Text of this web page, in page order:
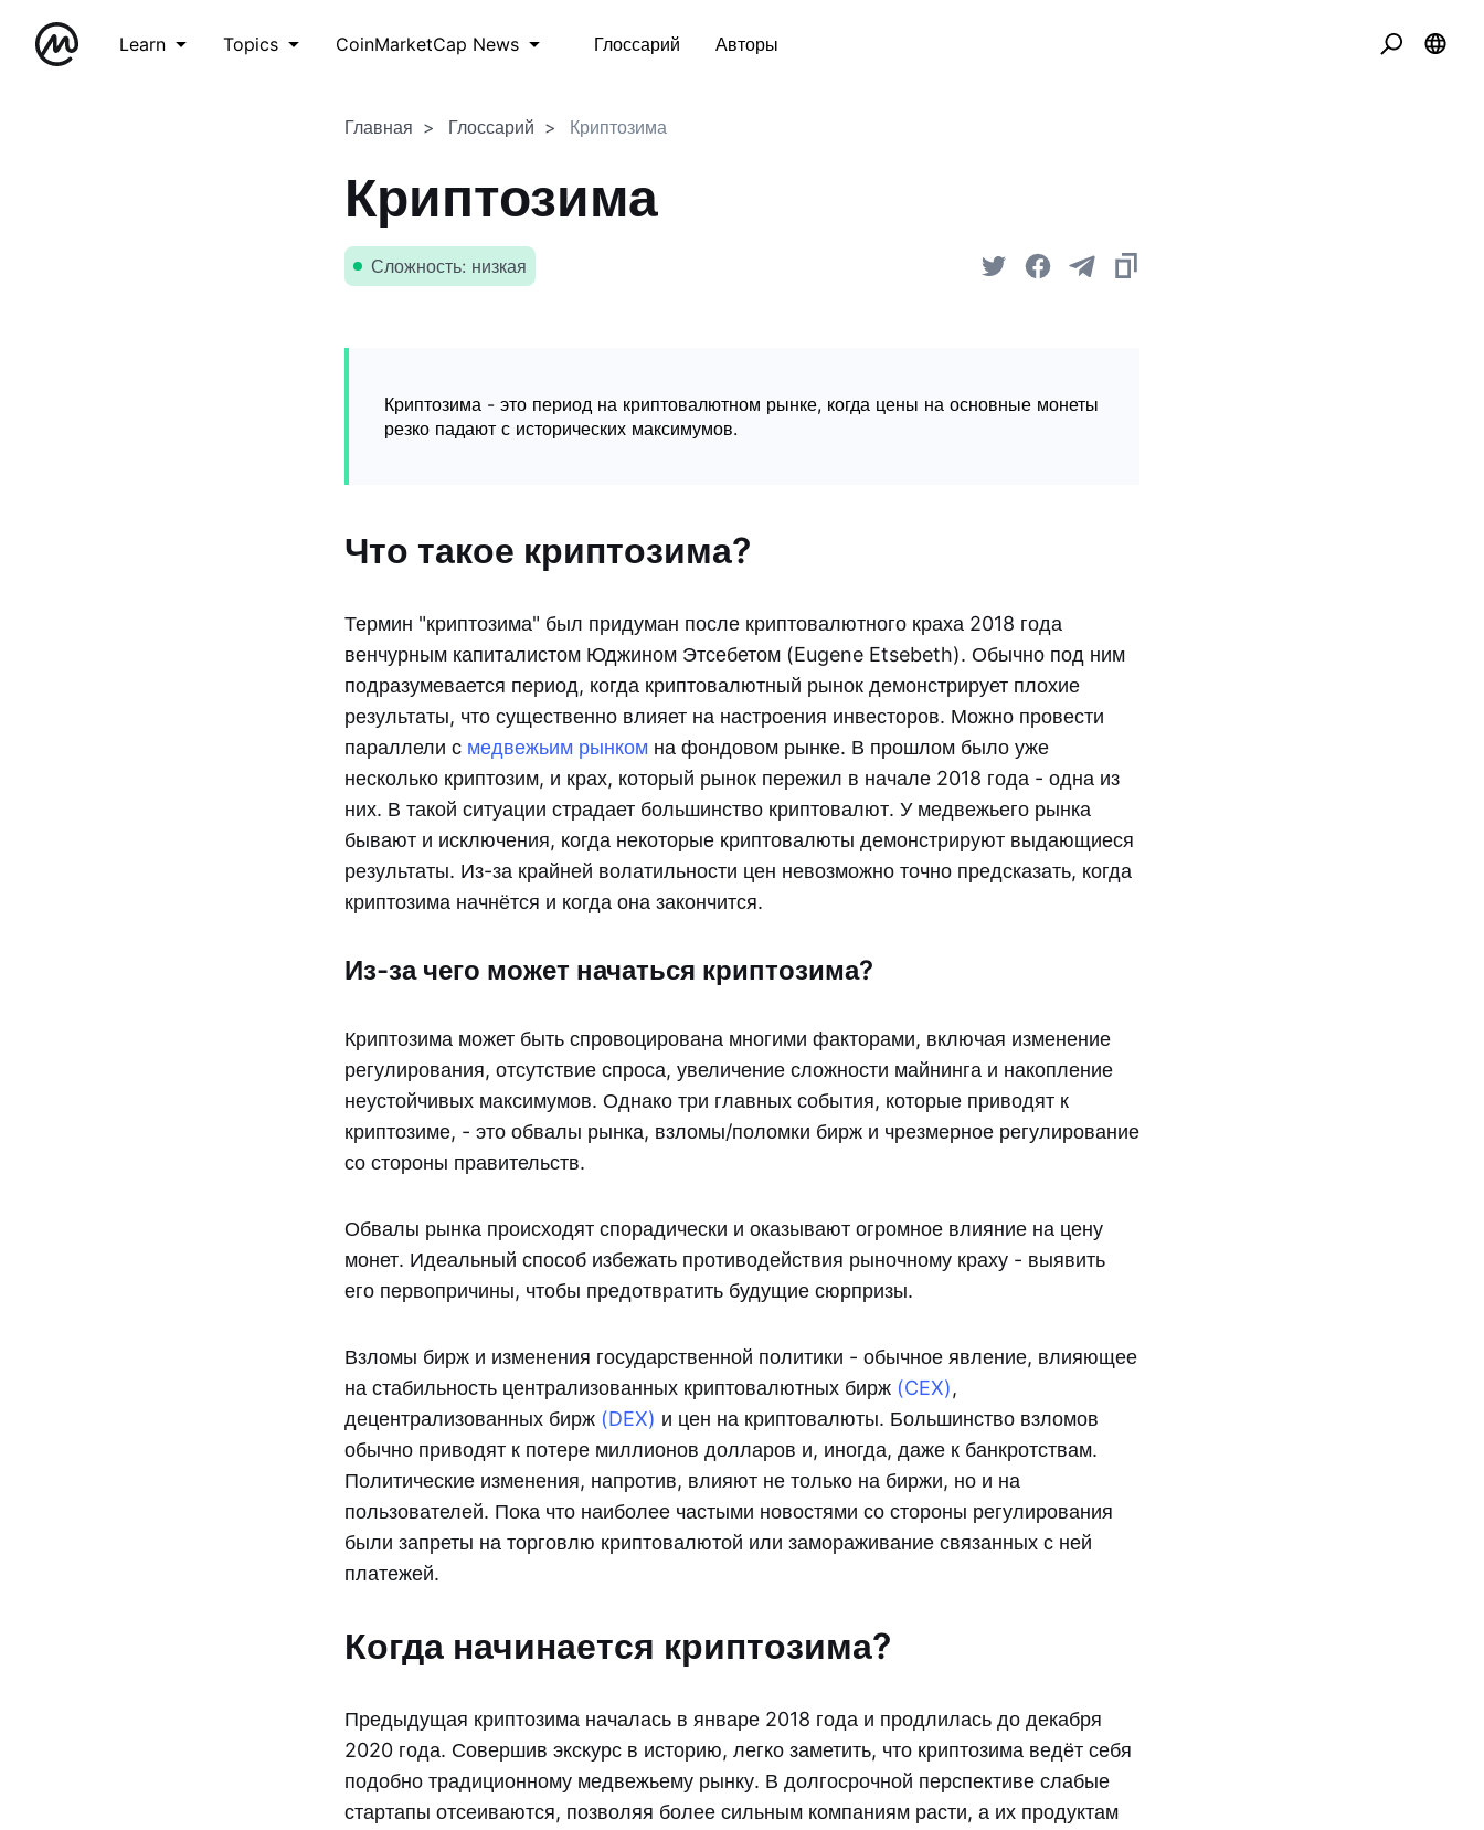
Learn Topics CoinMarketCap News Глоссарий Авторы
Главная Глоссарий Криптозима
Криптозима
Сложность: низкая
Криптозима - это период на криптовалютном рынке, когда цены на основные монеты
резко падают с исторических максимумов.
Что такое криптозима?
Термин "криптозима" был придуман после криптовалютного краха 2018 года
венчурным капиталистом Юджином Этсебетом (Eugene Etsebeth). Обычно под ним
подразумевается период, когда криптовалютный рынок демонстрирует плохие
результаты, что существенно влияет на настроения инвесторов. Можно провести
параллели с медвежьим рынком на фондовом рынке. В прошлом было уже
несколько криптозим, и крах, который рынок пережил в начале 2018 года - одна из
них. В такой ситуации страдает большинство криптовалют. У медвежьего рынка
бывают и исключения, когда некоторые криптовалюты демонстрируют выдающиеся
результаты. Из-за крайней волатильности цен невозможно точно предсказать, когда
криптозима начнётся и когда она закончится.
Из-за чего может начаться криптозима?
Криптозима может быть спровоцирована многими факторами, включая изменение
регулирования, отсутствие спроса, увеличение сложности майнинга и накопление
неустойчивых максимумов. Однако три главных события, которые приводят к
криптозиме, - это обвалы рынка, взломы/поломки бирж и чрезмерное регулирование
со стороны правительств.
Обвалы рынка происходят спорадически и оказывают огромное влияние на цену
монет. Идеальный способ избежать противодействия рыночному краху - выявить
его первопричины, чтобы предотвратить будущие сюрпризы.
Взломы бирж и изменения государственной политики - обычное явление, влияющее
на стабильность централизованных криптовалютных бирж (CEX),
децентрализованных бирж (DEX) и цен на криптовалюты. Большинство взломов
обычно приводят к потере миллионов долларов и, иногда, даже к банкротствам.
Политические изменения, напротив, влияют не только на биржи, но и на
пользователей. Пока что наиболее частыми новостями со стороны регулирования
были запреты на торговлю криптовалютой или замораживание связанных с ней
платежей.
Когда начинается криптозима?
Предыдущая криптозима началась в январе 2018 года и продлилась до декабря
2020 года. Совершив экскурс в историю, легко заметить, что криптозима ведёт себя
подобно традиционному медвежьему рынку. В долгосрочной перспективе слабые
стартапы отсеиваются, позволяя более сильным компаниям расти, а их продуктам